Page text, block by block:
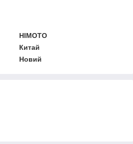
HIMOTO
Китай
Новий